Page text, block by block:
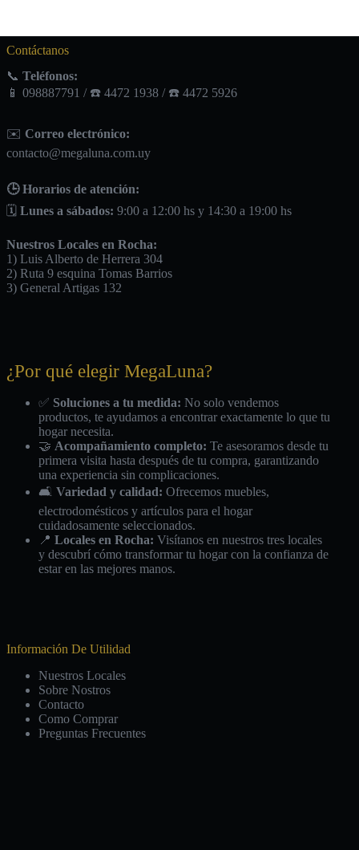
Contáctanos
📞 Teléfonos:
📱 098887791 / ☎️ 4472 1938 / ☎️ 4472 5926
✉️ Correo electrónico:
contacto@megaluna.com.uy
🕒 Horarios de atención:
🗓️ Lunes a sábados: 9:00 a 12:00 hs y 14:30 a 19:00 hs
Nuestros Locales en Rocha:
1) Luis Alberto de Herrera 304
2) Ruta 9 esquina Tomas Barrios
3) General Artigas 132
¿Por qué elegir MegaLuna?
✅ Soluciones a tu medida: No solo vendemos
productos, te ayudamos a encontrar exactamente lo que tu
hogar necesita.
🤝 Acompañamiento completo: Te asesoramos desde tu
primera visita hasta después de tu compra, garantizando
una experiencia sin complicaciones.
🛋️ Variedad y calidad: Ofrecemos muebles,
electrodomésticos y artículos para el hogar
cuidadosamente seleccionados.
📍 Locales en Rocha: Visítanos en nuestros tres locales
y descubrí cómo transformar tu hogar con la confianza de
estar en las mejores manos.
Información De Utilidad
Nuestros Locales
Sobre Nostros
Contacto
Como Comprar
Preguntas Frecuentes